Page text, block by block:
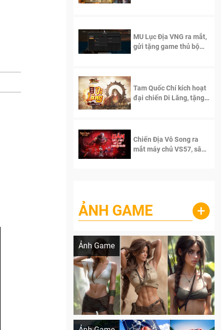
MU Lục Địa VNG ra mắt,
gửi tặng game thủ bộ
Tam Quốc Chí kích hoạt
đại chiến Di Lăng, tặng
Chiến Địa Vô Song ra
mắt máy chủ VS57, sân
ẢNH GAME +
Ảnh Game
Lala Croft vừa nóng vừa xinh dưới nét vẽ
Khi AI Cosplay gái đẹp One Piece